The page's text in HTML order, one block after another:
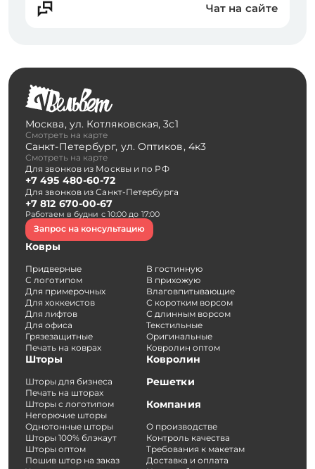
Чат на сайте
Москва, ул. Котляковская, 3с1
Смотреть на карте
Санкт-Петербург, ул. Оптиков, 4к3
Смотреть на карте
Для звонков из Москвы и по РФ
+7 495 480-60-72
Для звонков из Санкт-Петербурга
+7 812 670-00-67
Работаем в будни с 10:00 до 17:00
Запрос на консультацию
Ковры
Придверные
С логотипом
Для примерочных
Для хоккеистов
Для лифтов
Для офиса
Грязезащитные
Печать на коврах
В гостинную
В прихожую
Влаговпитывающие
С коротким ворсом
С длинным ворсом
Текстильные
Оригинальные
Ковролин оптом
Шторы
Шторы для бизнеса
Печать на шторах
Шторы с логотипом
Негорючие шторы
Однотонные шторы
Шторы 100% блэкаут
Шторы оптом
Пошив штор на заказ
Ковролин
Решетки
Компания
О производстве
Контроль качества
Требования к макетам
Доставка и оплата